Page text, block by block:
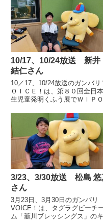
10/17、10/24放送 新井
結仁さん
10／17、10/24放送のガンバリ
ＯＩＣＥ！は、第８０回全日
生児童発明くふう展でＷＩＰＯ
年、新井結仁さんの声です。
3/23、3/30放送 松島 悠
さん
3月23日、3月30日のガンバリ
VOICE！は、タグラグビーチ
ム「韮川ブレッシングス」の